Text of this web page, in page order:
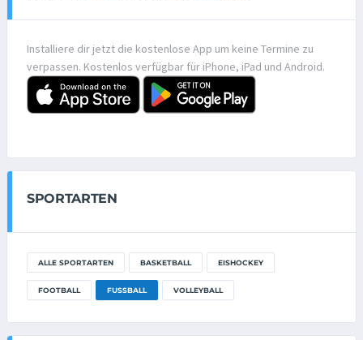
Installiere dir jetzt die kostenlose App um keine Termine zu
verpassen. Kostenlos verfügbar für iPhone, iPad und Android.
SPORTARTEN
ALLE SPORTARTEN BASKETBALL EISHOCKEY
FOOTBALL FUSSBALL VOLLEYBALL